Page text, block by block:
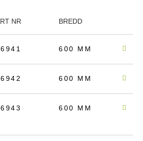
NR BREDD
600 MM 200
600 MM 200
600 MM 136